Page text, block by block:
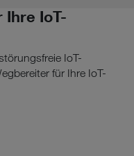
Ihre IoT-
IoT-
für Ihre IoT-